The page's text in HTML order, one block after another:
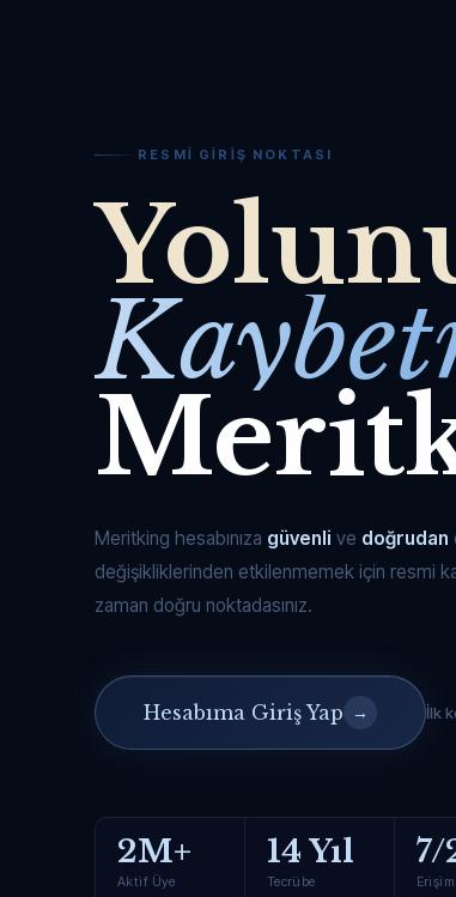
RESMI GIRIŞ NOKTASI
Meritking hesabınıza güvenli ve doğrudan
değişikliklerinden etkilenmemek için resmi
zaman doğru noktadasınız.
Hesabıma Giriş Yap → İlk
2M+
Aktif Üye
14 Yıl
Tecrübe
7/
Erişim